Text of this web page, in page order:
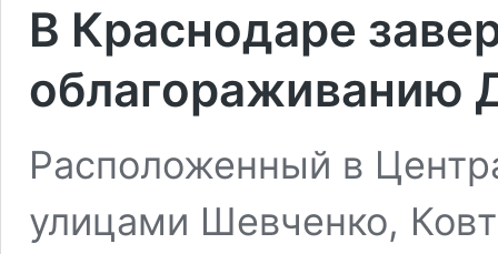
В Краснодаре
облагораживанию
Расположенный в
улицами Шевченко,